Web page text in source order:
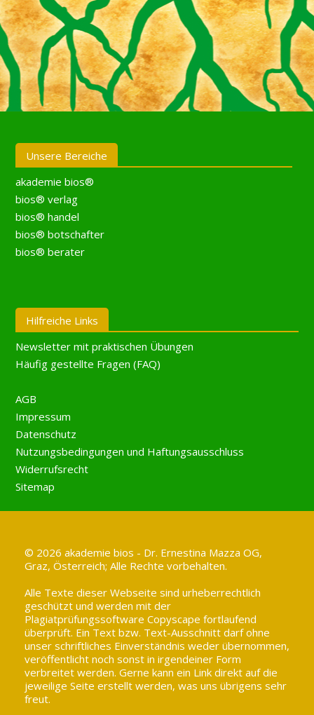
Unsere Bereiche
akademie bios®
bios® verlag
bios® handel
bios® botschafter
bios® berater
Hilfreiche Links
Newsletter mit praktischen Übungen
Häufig gestellte Fragen (FAQ)
AGB
Impressum
Datenschutz
Nutzungsbedingungen und Haftungsausschluss
Widerrufsrecht
Sitemap
© 2026 akademie bios - Dr. Ernestina Mazza OG,
Graz, Österreich; Alle Rechte vorbehalten.
Alle Texte dieser Webseite sind urheberrechtlich
geschützt und werden mit der
Plagiatprüfungssoftware Copyscape fortlaufend
überprüft. Ein Text bzw. Text-Ausschnitt darf ohne
unser schriftliches Einverständnis weder übernommen,
veröffentlicht noch sonst in irgendeiner Form
verbreitet werden. Gerne kann ein Link direkt auf die
jeweilige Seite erstellt werden, was uns übrigens sehr
freut.